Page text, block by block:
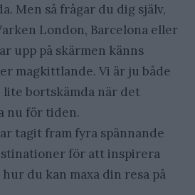
Men så frågar du dig själv,
London, Barcelona eller
upp på skärmen känns
magkittlande. Vi är ju både
lite bortskämda när det
nu för tiden.
tagit fram fyra spännande
för att inspirera
du kan maxa din resa på